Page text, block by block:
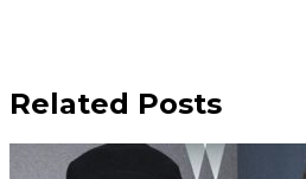
Related Posts